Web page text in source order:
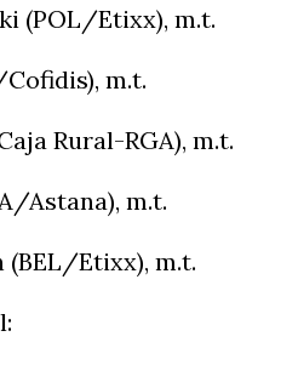
(POL/Etixx), m.t.
m.t.
Rural-RGA), m.t.
Astana), m.t.
(BEL/Etixx), m.t.